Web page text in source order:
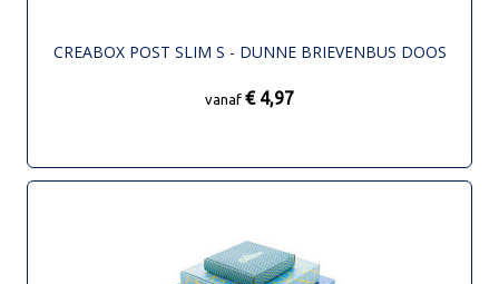
CREABOX POST SLIM S - DUNNE BRIEVENBUS DOOS
vanaf € 4,97